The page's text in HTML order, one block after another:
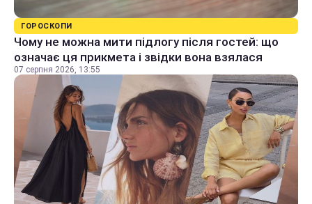
ГОРОСКОПИ
Чому не можна мити підлогу після гостей: що
означає ця прикмета і звідки вона взялася
07 серпня 2026, 13:55